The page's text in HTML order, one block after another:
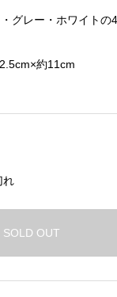
グレー・ホワイトの
約11cm
れ
SOLD OUT